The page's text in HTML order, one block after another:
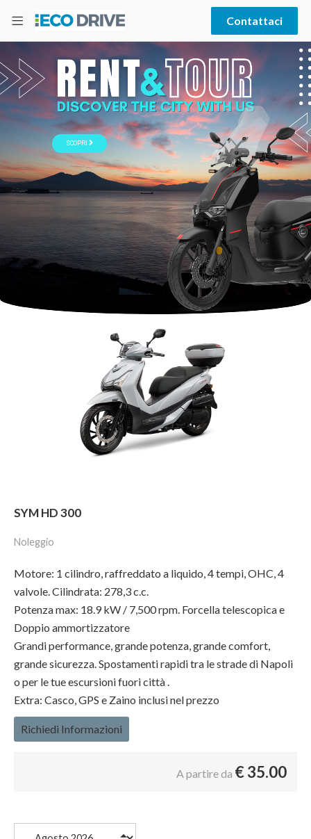
Contattaci
SCOPRI
SYM HD 300
Noleggio
Motore: 1 cilindro, raffreddato a liquido, 4 tempi, OHC, 4
valvole. Cilindrata: 278,3 c.c.
Potenza max: 18.9 kW / 7,500 rpm. Forcella telescopica e
Doppio ammortizzatore
Grandi performance, grande potenza, grande comfort,
grande sicurezza. Spostamenti rapidi tra le strade di Napoli
o per le tue escursioni fuori città .
Extra: Casco, GPS e Zaino inclusi nel prezzo
Richiedi Informazioni
A partire da €35.00